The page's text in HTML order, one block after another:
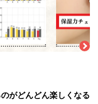
析。シミ・シ
か検証。また、
水分保持チェッ
測。1時間後の
◎と判断。
がどんどん楽しくなる